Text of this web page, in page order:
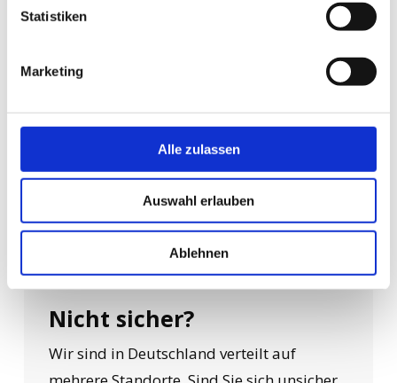
Statistiken
Marketing
Alle zulassen
Auswahl erlauben
Ablehnen
Standort Dresden:
Erna-Berger-Str. 17
Telefon: +49 351 / 212 908-0
E-Mail schreiben
Nicht sicher?
Wir sind in Deutschland verteilt auf